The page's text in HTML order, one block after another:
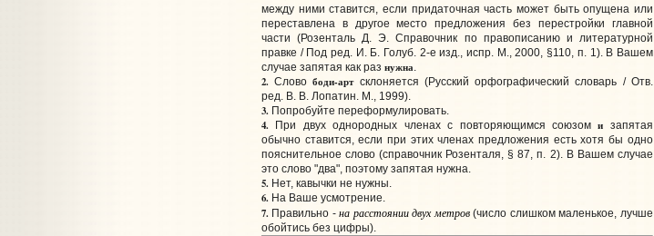
между ними ставится, если придаточная часть может быть опущена или
переставлена в другое место предложения без перестройки главной
части (Розенталь Д. Э. Справочник по правописанию и литературной
правке / Под ред. И. Б. Голуб. 2-е изд., испр. М., 2000, §110, п. 1). В Вашем
случае запятая как раз нужна.
2.Словободи-артсклоняется (Русский орфографический словарь / Отв.
ред. В. В. Лопатин. М., 1999).
3.Попробуйте переформулировать.
4. При двух однородных членах с повторяющимся союзоми запятая
обычно ставится, если при этих членах предложения есть хотя бы одно
пояснительное слово (справочник Розенталя, § 87, п. 2). В Вашем случае
это слово "два", поэтому запятая нужна.
5.Нет, кавычки не нужны.
6.На Ваше усмотрение.
7.Правильно -на расстоянии двух метров(число слишком маленькое, лучше
обойтись без цифры).